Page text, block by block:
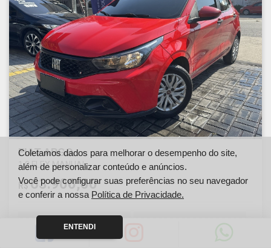
FIAT ARGO
1.0 FLEX MANUAL
R$63.900,00
Ano
Coletamos dados para melhorar o desempenho do site,
além de personalizar conteúdo e anúncios.
Você pode configurar suas preferências no seu navegador
e conferir a nossa Política de Privacidade.
ENTENDI